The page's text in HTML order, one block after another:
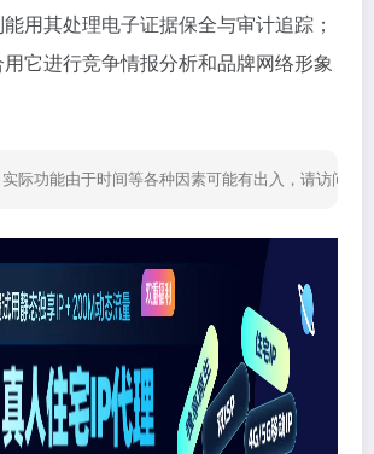
用其处理电子证据保全与审计追踪；
它进行竞争情报分析和品牌网络形象
际功能由于时间等各种因素可能有出入，请访问网